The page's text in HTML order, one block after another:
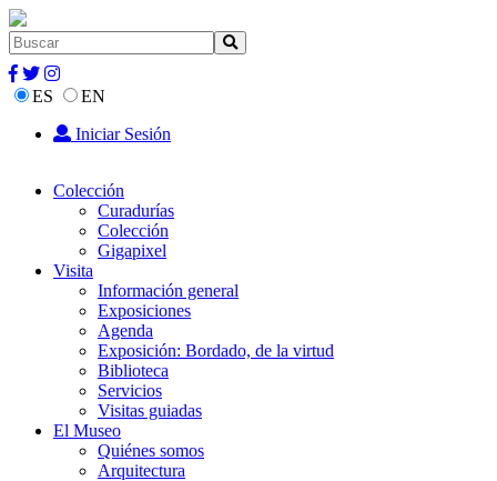
ES
EN
Iniciar Sesión
Colección
Curadurías
Colección
Gigapixel
Visita
Información general
Exposiciones
Agenda
Exposición: Bordado, de la virtud
Biblioteca
Servicios
Visitas guiadas
El Museo
Quiénes somos
Arquitectura